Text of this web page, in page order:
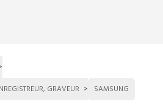
GRAVEUR
SAMSUNG